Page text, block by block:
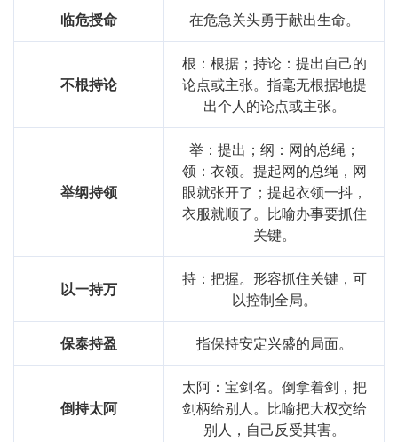
临危授命 在危急关头勇于献出生命。
不根持论
根：根据；持论：提出自己的
论点或主张。指毫无根据地提
出个人的论点或主张。
举纲持领
举：提出；纲：网的总绳；
领：衣领。提起网的总绳，网
眼就张开了；提起衣领一抖，
衣服就顺了。比喻办事要抓住
关键。
以一持万
持：把握。形容抓住关键，可
以控制全局。
保泰持盈 指保持安定兴盛的局面。
倒持太阿
太阿：宝剑名。倒拿着剑，把
剑柄给别人。比喻把大权交给
别人，自己反受其害。